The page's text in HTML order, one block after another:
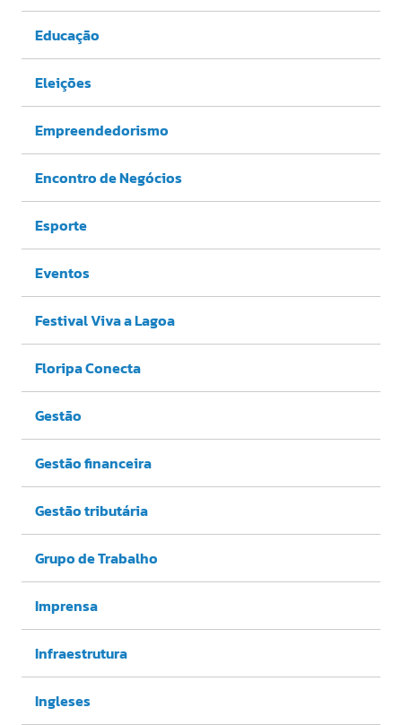
Educação
Eleições
Empreendedorismo
Encontro de Negócios
Esporte
Eventos
Festival Viva a Lagoa
Floripa Conecta
Gestão
Gestão financeira
Gestão tributária
Grupo de Trabalho
Imprensa
Infraestrutura
Ingleses